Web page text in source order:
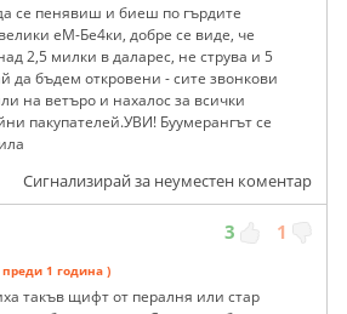
се пенявиш и биеш по гърдите
еМ-Бе4ки, добре се виде, че
2,5 милки в даларес, не струва и 5
да бъдем откровени - сите звонкови
на ветъро и нахалос за всички
пакупателей.УВИ! Буумерангът се
Сигнализирай за неуместен коментар
3 1
преди 1 година )
такъв щифт от пералня или стар